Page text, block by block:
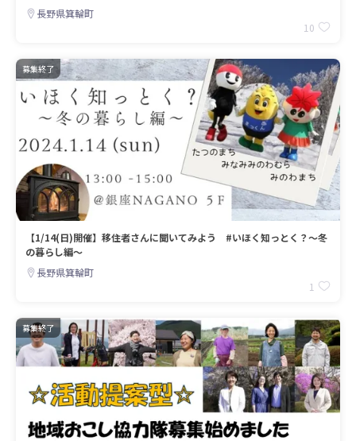
長野県箕輪町
10
募集終了
【1/14(日)開催】移住者さんに聞いてみよう #いほく知っとく？～冬
の暮らし編～
長野県箕輪町
1
募集終了